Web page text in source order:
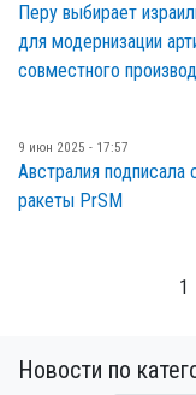
Перу выбирает
для модернизации
совместного
9 июн 2025 - 17:57
Австралия
ракеты PrSM
1
Новости по